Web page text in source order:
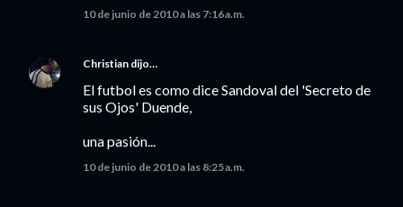
10 de junio de 2010 a las 7:16 a.m.
Christian dijo…
El futbol es como dice Sandoval del 'Secreto de
sus Ojos' Duende,
una pasión...
10 de junio de 2010 a las 8:25 a.m.